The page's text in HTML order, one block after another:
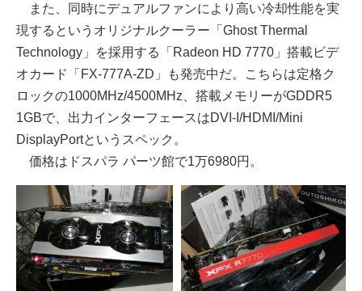
また、同時にデュアルファンにより高い冷却性能を実
現するというオリジナルクーラー「Ghost Thermal
Technology」を採用する「Radeon HD 7770」搭載ビデ
オカード「FX-777A-ZD」も発売中だ。こちらは定格ク
ロックの1000MHz/4500MHz、搭載メモリーがGDDR5
1GBで、出力インターフェースはDVI-I/HDMI/Mini
DisplayPortというスペック。
価格はドスパラ パーツ館で1万6980円。